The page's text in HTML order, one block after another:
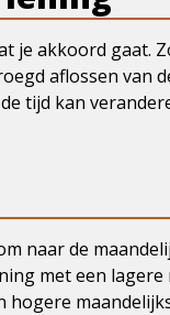
je akkoord gaat.
aflossen van
tijd kan
naar de
met een